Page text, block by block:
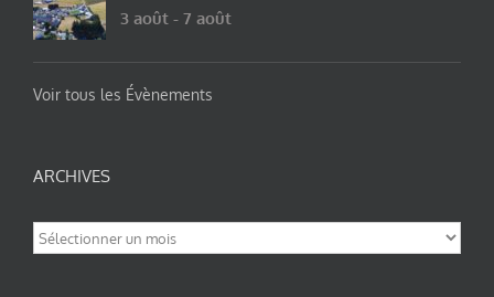
3 août - 7 août
Voir tous les Évènements
ARCHIVES
Archives